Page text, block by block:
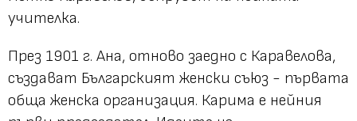
учителка.
През 1901 г. Ана, отново заедно с Каравелова,
създават Българският женски съюз - първата
обща женска организация. Карима е нейния